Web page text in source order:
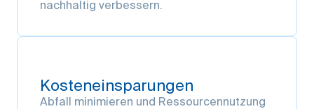
nachhaltig verbessern.
Kosteneinsparungen
Abfall minimieren und Ressourcennutzung